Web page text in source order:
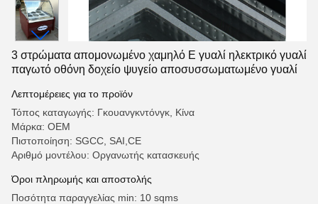
3 στρώματα απομονωμένο χαμηλό E γυαλί ηλεκτρικό γυαλί
παγωτό οθόνη δοχείο ψυγείο αποσυσσωματωμένο γυαλί
Λεπτομέρειες για το προϊόν
Τόπος καταγωγής: Γκουανγκντόνγκ, Κίνα
Μάρκα: OEM
Πιστοποίηση: SGCC, SAI,CE
Αριθμό μοντέλου: Οργανωτής κατασκευής
Όροι πληρωμής και αποστολής
Ποσότητα παραγγελίας min: 10 sqms